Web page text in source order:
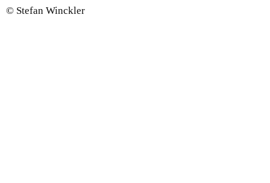
© Stefan Winckler